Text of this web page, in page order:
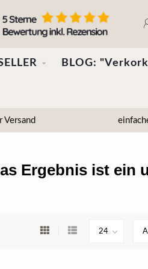
BLOG:
Ergebnis ist ein